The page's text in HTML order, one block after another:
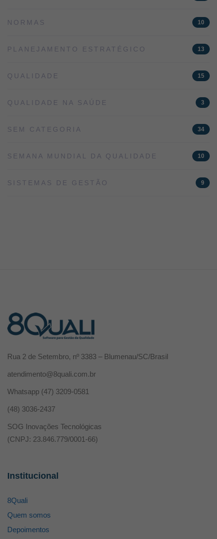
NORMAS 10
PLANEJAMENTO ESTRATÉGICO 13
QUALIDADE 15
QUALIDADE NA SAÚDE 3
SEM CATEGORIA 34
SEMANA MUNDIAL DA QUALIDADE 10
SISTEMAS DE GESTÃO 9
Rua 2 de Setembro, nº 3383 – Blumenau/SC/Brasil
atendimento@8quali.com.br
Whatsapp (47) 3209-0581
(48) 3036-2437
SOG Inovações Tecnológicas
(CNPJ: 23.846.779/0001-66)
Institucional
8Quali
Quem somos
Depoimentos